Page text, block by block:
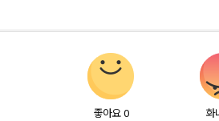
좋아요 0 화